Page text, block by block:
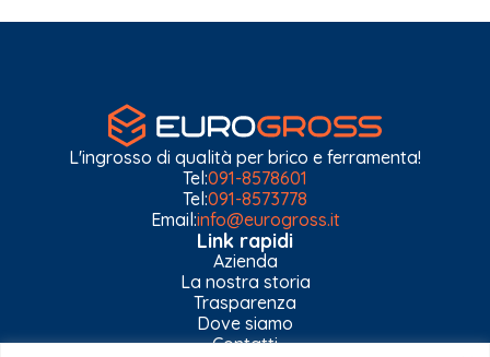
L'ingrosso di qualità per brico e ferramenta!
Tel:091-8578601
Tel:091-8573778
Email:info@eurogross.it
Link rapidi
Azienda
La nostra storia
Trasparenza
Dove siamo
Contatti